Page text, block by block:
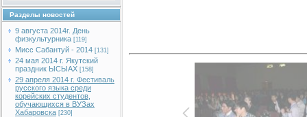
Разделы новостей
9 августа 2014г. День
физкультурника [119]
Мисс Сабантуй - 2014 [131]
24 мая 2014 г. Якутский
праздник ЫСЫАХ [158]
29 апреля 2014 г. Фестиваль
русского языка среди
корейских студентов,
обучающихся в ВУЗах
Хабаровска [230]